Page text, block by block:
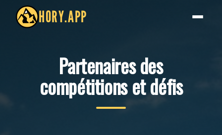
HORY.APP
Partenaires des
compétitions et défis